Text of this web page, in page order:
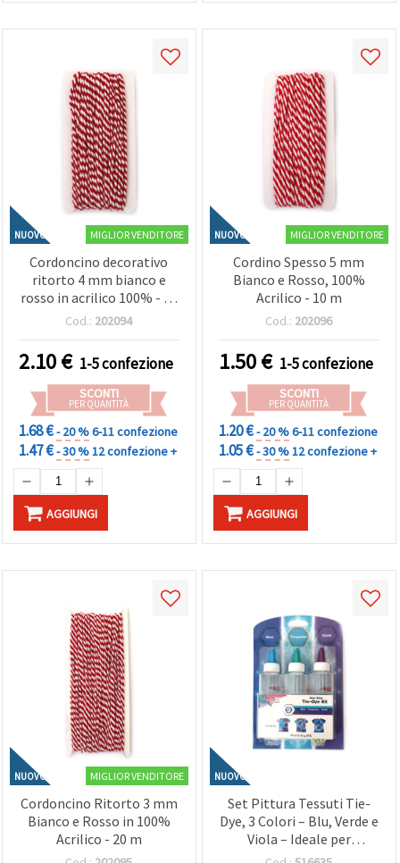
NUOVO MIGLIOR VENDITORE
Cordoncino decorativo
ritorto 4 mm bianco e
rosso in acrilico 100% - 20
m
Cod.: 202094
2.10€ 1-5 confezione
SCONTI
PER QUANTITÀ
1.68 €- 20 %6-11 confezione
1.47 €- 30 %12 confezione +
AGGIUNGI
NUOVO MIGLIOR VENDITORE
Cordino Spesso 5 mm
Bianco e Rosso, 100%
Acrilico - 10 m
Cod.: 202096
1.50€ 1-5 confezione
SCONTI
PER QUANTITÀ
1.20 €- 20 %6-11 confezione
1.05 €- 30 %12 confezione +
AGGIUNGI
NUOVO MIGLIOR VENDITORE
Cordoncino Ritorto 3 mm
Bianco e Rosso in 100%
Acrilico - 20 m
NUOVO
Set Pittura Tessuti Tie-
Dye, 3 Colori – Blu, Verde e
Viola – Ideale per
Decorazione Tessile,